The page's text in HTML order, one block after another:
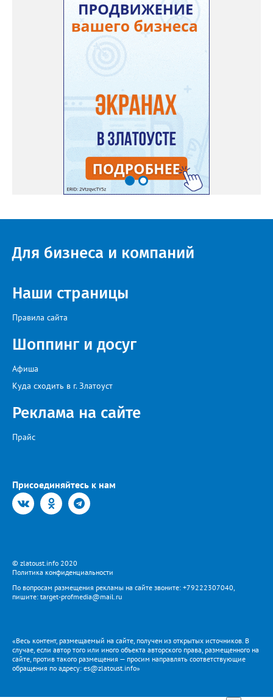
Для бизнеса и компаний
Наши страницы
Правила сайта
Шоппинг и досуг
Афиша
Куда сходить в г. Златоуст
Реклама на сайте
Прайс
Присоединяйтесь к нам
© zlatoust.info 2020
Политика конфиденциальности
По вопросам размещения рекламы на сайте звоните: +79222307040,
пишите: target-profmedia@mail.ru
«Весь контент, размещаемый на сайте, получен из открытых источников. В
случае, если автор того или иного объекта авторского права, размещенного на
сайте, против такого размещения — просим направлять соответствующие
обращения по адресу: es@zlatoust.info»